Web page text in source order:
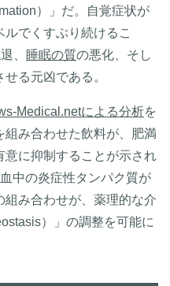
）」だ。自覚症状が
でくすぶり続けるこ
、
睡眠の質の悪化、そし
る元凶である。
Medical.netによる分析を
み合わせた飲料が、肥満
に抑制することが示され
中の炎症性タンパク質が
み合わせが、薬理的な介
）」の調整を可能に